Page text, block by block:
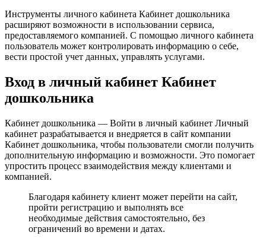
Инструменты личного кабинета Кабинет дошкольника
расширяют возможности в использовании сервиса,
предоставляемого компанией. С помощью личного кабинета
пользователь может контролировать информацию о себе,
вести простой учет данных, управлять услугами.
Вход в личный кабинет Кабинет
дошкольника
Кабинет дошкольника — Войти в личный кабинет Личный
кабинет разрабатывается и внедряется в сайт компании
Кабинет дошкольника, чтобы пользователи смогли получить
дополнительную информацию и возможности. Это помогает
упростить процесс взаимодействия между клиентами и
компанией.
Благодаря кабинету клиент может перейти на сайт,
пройти регистрацию и выполнять все
необходимые действия самостоятельно, без
ограничений во времени и датах.